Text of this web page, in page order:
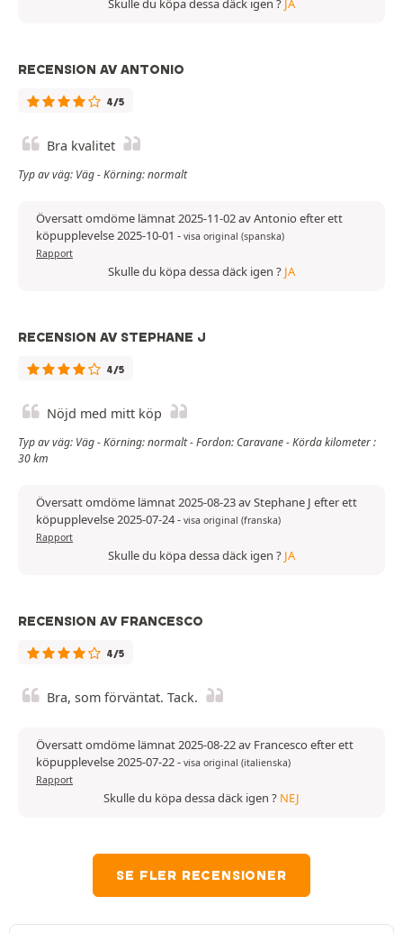
Skulle du köpa dessa däck igen ? JA
RECENSION AV ANTONIO
4/5
Bra kvalitet
Typ av väg: Väg - Körning: normalt
Översatt omdöme lämnat 2025-11-02 av Antonio efter ett
köpupplevelse 2025-10-01 - visa original (spanska)
Rapport
Skulle du köpa dessa däck igen ? JA
RECENSION AV STEPHANE J
4/5
Nöjd med mitt köp
Typ av väg: Väg - Körning: normalt - Fordon: Caravane - Körda kilometer :
30 km
Översatt omdöme lämnat 2025-08-23 av Stephane J efter ett
köpupplevelse 2025-07-24- visa original (franska)
Rapport
Skulle du köpa dessa däck igen ? JA
RECENSION AV FRANCESCO
4/5
Bra, som förväntat. Tack.
Översatt omdöme lämnat 2025-08-22 av Francesco efter ett
köpupplevelse 2025-07-22- visa original (italienska)
Rapport
Skulle du köpa dessa däck igen ? NEJ
SE FLER RECENSIONER